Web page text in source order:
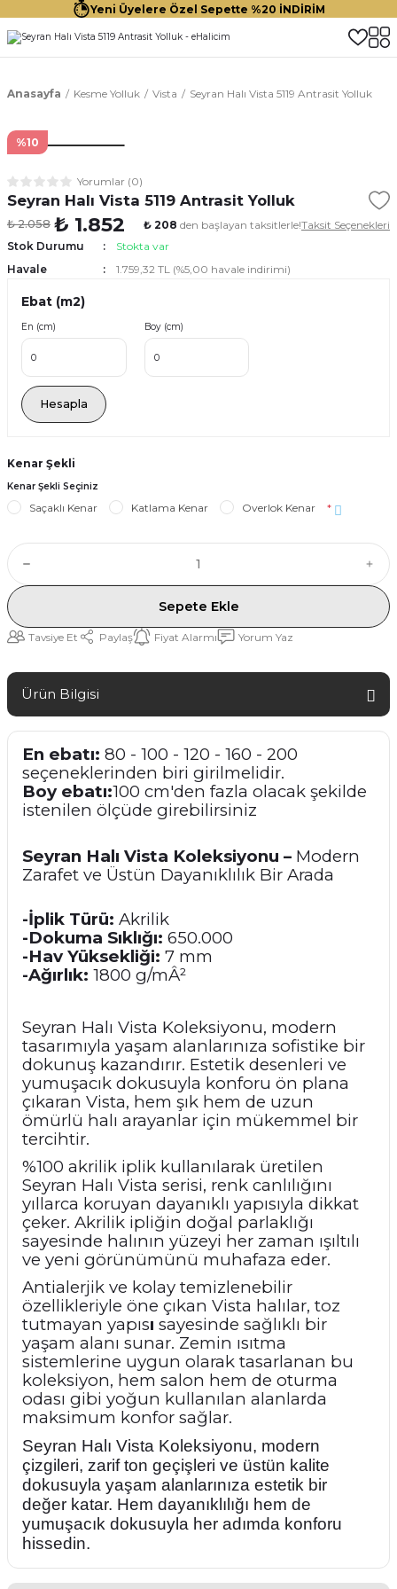
Yeni Üyelere Özel Sepette %20 İNDİRİM
Anasayfa Kesme Yolluk Vista Seyran Halı Vista 5119 Antrasit Yolluk
%10
Yorumlar (0)
Seyran Halı Vista 5119 Antrasit Yolluk
₺ 2.058 ₺ 1.852 ₺ 208 den başlayan taksitlerle!Taksit Seçenekleri
Stok Durumu
Stokta var
Havale
1.759,32 TL (%5,00 havale indirimi)
Ebat (m2)
En (cm) Boy (cm)
Hesapla
Kenar Şekli
Kenar Şekli Seçiniz
Saçaklı Kenar Katlama Kenar Overlok Kenar *
Sepete Ekle
Tavsiye Et Paylaş Fiyat Alarmı Yorum Yaz
Ürün Bilgisi
En ebatı: 80 - 100 - 120 - 160 - 200
seçeneklerinden biri girilmelidir.
Boy ebatı:100 cm'den fazla olacak şekilde
istenilen ölçüde girebilirsiniz
Seyran Halı Vista Koleksiyonu – Modern
Zarafet ve Üstün Dayanıklılık Bir Arada
-İplik Türü: Akrilik
-Dokuma Sıklığı: 650.000
-Hav Yüksekliği: 7 mm
-Ağırlık: 1800 g/mÂ²
Seyran Halı Vista Koleksiyonu, modern
tasarımıyla yaşam alanlarınıza sofistike bir
dokunuş kazandırır. Estetik desenleri ve
yumuşacık dokusuyla konforu ön plana
çıkaran Vista, hem şık hem de uzun
ömürlü halı arayanlar için mükemmel bir
tercihtir.
%100 akrilik iplik kullanılarak üretilen
Seyran Halı Vista serisi, renk canlılığını
yıllarca koruyan dayanıklı yapısıyla dikkat
çeker. Akrilik ipliğin doğal parlaklığı
sayesinde halının yüzeyi her zaman ışıltılı
ve yeni görünümünü muhafaza eder.
Antialerjik ve kolay temizlenebilir
özellikleriyle öne çıkan Vista halılar, toz
tutmayan yapısı sayesinde sağlıklı bir
yaşam alanı sunar. Zemin ısıtma
sistemlerine uygun olarak tasarlanan bu
koleksiyon, hem salon hem de oturma
odası gibi yoğun kullanılan alanlarda
maksimum konfor sağlar.
Seyran Halı Vista Koleksiyonu, modern
çizgileri, zarif ton geçişleri ve üstün kalite
dokusuyla yaşam alanlarınıza estetik bir
değer katar. Hem dayanıklılığı hem de
yumuşacık dokusuyla her adımda konforu
hissedin.